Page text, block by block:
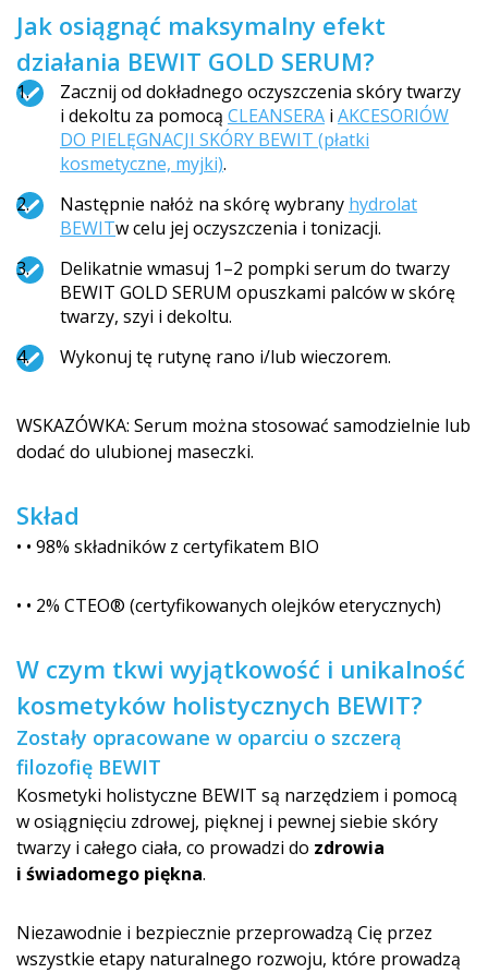
Jak osiągnąć maksymalny efekt
działania BEWIT GOLD SERUM?
Zacznij od dokładnego oczyszczenia skóry twarzy
i dekoltu za pomocą CLEANSERA i AKCESORIÓW
DO PIELĘGNACJI SKÓRY BEWIT (płatki
kosmetyczne, myjki).
Następnie nałóż na skórę wybrany hydrolat
BEWITw celu jej oczyszczenia i tonizacji.
Delikatnie wmasuj 1–2 pompki serum do twarzy
BEWIT GOLD SERUM opuszkami palców w skórę
twarzy, szyi i dekoltu.
Wykonuj tę rutynę rano i/lub wieczorem.
WSKAZÓWKA: Serum można stosować samodzielnie lub
dodać do ulubionej maseczki.
Skład
• • 98% składników z certyfikatem BIO
• • 2% CTEO® (certyfikowanych olejków eterycznych)
W czym tkwi wyjątkowość i unikalność
kosmetyków holistycznych BE­WIT?
Zostały opracowane w oparciu o szczerą
filozofię BEWIT
Kosmetyki holistyczne BEWIT są narzędziem i pomocą
w osiągnięciu zdrowej, pięknej i pewnej siebie skóry
twarzy i całego ciała, co prowadzi do zdrowia
i świadomego piękna.
Niezawodnie i bezpiecznie przeprowadzą Cię przez
wszystkie etapy naturalnego rozwoju, które prowadzą